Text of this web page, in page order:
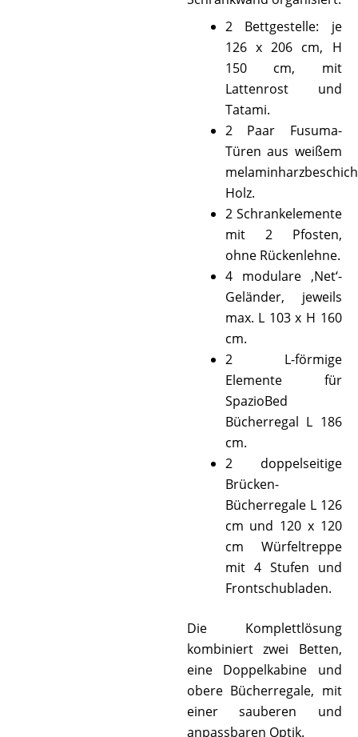
2 Bettgestelle: je
126 x 206 cm, H
150 cm, mit
Lattenrost und
Tatami.
2 Paar Fusuma-
Türen aus weißem
Holz.
2 Schrankelemente
mit 2 Pfosten,
ohne Rückenlehne.
4 modulare ‚Net‘-
Geländer, jeweils
max. L 103 x H 160
cm.
2 L-förmige
Elemente für
SpazioBed
Bücherregal L 186
cm.
2 doppelseitige
Brücken-
Bücherregale L 126
cm und 120 x 120
cm Würfeltreppe
mit 4 Stufen und
Frontschubladen.
Die Komplettlösung
kombiniert zwei Betten,
eine Doppelkabine und
obere Bücherregale, mit
einer sauberen und
anpassbaren Optik.